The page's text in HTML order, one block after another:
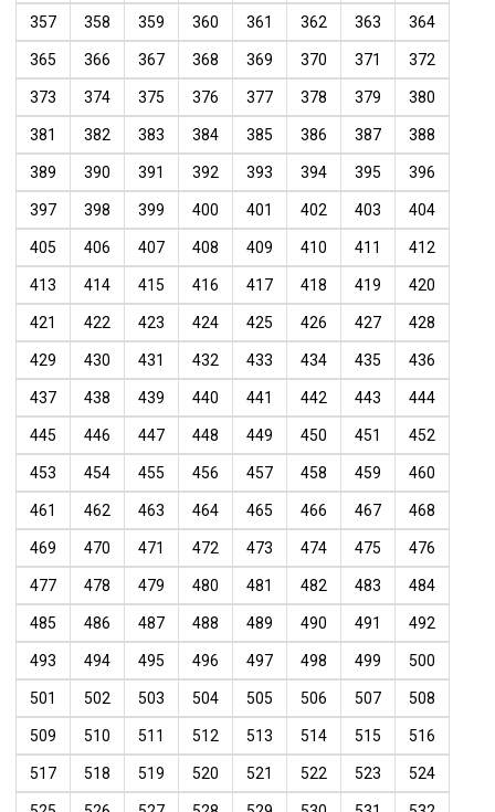
357 358 359 360 361 362 363 364
365 366 367 368 369 370 371 372
373 374 375 376 377 378 379 380
381 382 383 384 385 386 387 388
389 390 391 392 393 394 395 396
397 398 399 400 401 402 403 404
405 406 407 408 409 410 411 412
413 414 415 416 417 418 419 420
421 422 423 424 425 426 427 428
429 430 431 432 433 434 435 436
437 438 439 440 441 442 443 444
445 446 447 448 449 450 451 452
453 454 455 456 457 458 459 460
461 462 463 464 465 466 467 468
469 470 471 472 473 474 475 476
477 478 479 480 481 482 483 484
485 486 487 488 489 490 491 492
493 494 495 496 497 498 499 500
501 502 503 504 505 506 507 508
509 510 511 512 513 514 515 516
517 518 519 520 521 522 523 524